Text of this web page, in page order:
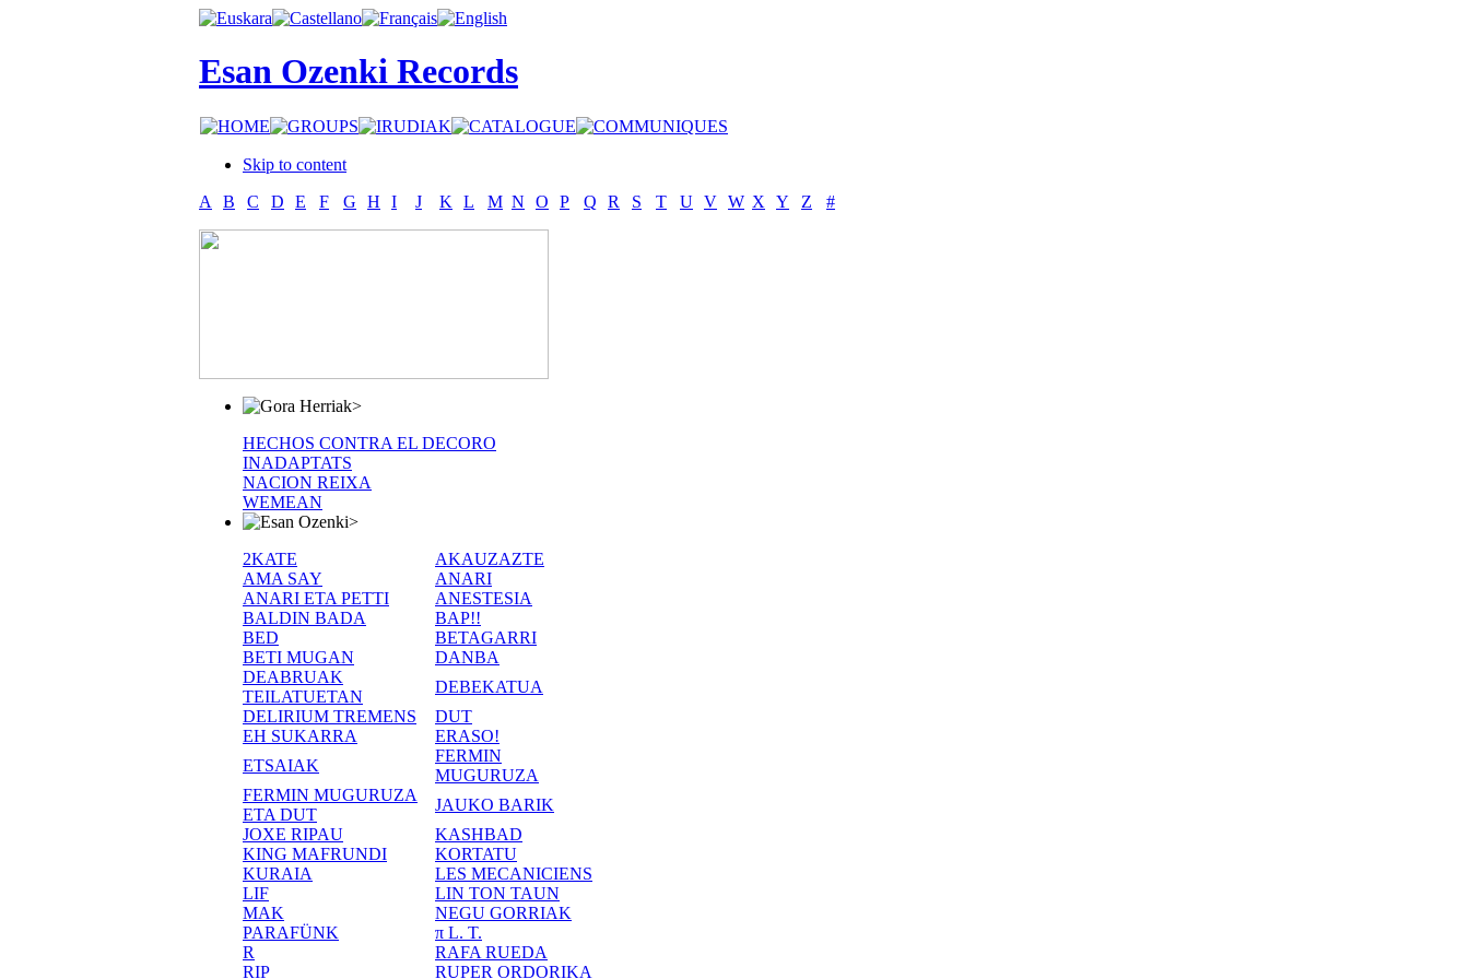
Esan Ozenki Records
Skip to content
A
B C D E F G H I J K L M N O P Q R S T U V W X Y Z #
>
HECHOS CONTRA EL DECORO
INADAPTATS
NACION REIXA
WEMEAN
>
2KATE
AKAUZAZTE
AMA SAY
ANARI
ANARI ETA PETTI
ANESTESIA
BALDIN BADA
BAP!!
BED
BETAGARRI
BETI MUGAN
DANBA
DEABRUAK
TEILATUETAN
DEBEKATUA
DELIRIUM TREMENS
DUT
EH SUKARRA
ERASO!
ETSAIAK
FERMIN
MUGURUZA
FERMIN MUGURUZA
ETA DUT
JAUKO BARIK
JOXE RIPAU
KASHBAD
KING MAFRUNDI
KORTATU
KURAIA
LES MECANICIENS
LIF
LIN TON TAUN
MAK
NEGU GORRIAK
PARAFÜNK
π L. T.
R
RAFA RUEDA
RIP
RUPER ORDORIKA